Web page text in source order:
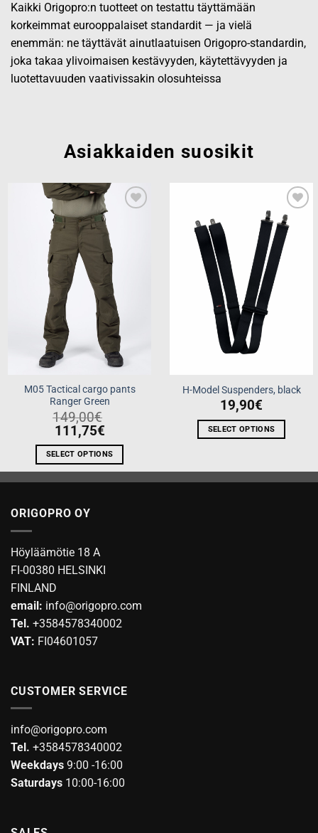
Kaikki Origopro:n tuotteet on testattu täyttämään
korkeimmat eurooppalaiset standardit — ja vielä
enemmän: ne täyttävät ainutlaatuisen Origopro-standardin,
joka takaa ylivoimaisen kestävyyden, käytettävyyden ja
luotettavuuden vaativissakin olosuhteissa
Asiakkaiden suosikit
M05 Tactical cargo pants
Ranger Green
149,00€
111,75€
SELECT OPTIONS
This
product
multiple
The
options
may
chosen
on
the
Add to
wishlist
H-Model Suspenders, black
19,90€
SELECT OPTIONS
has
ORIGOPRO OY
Höyläämötie 18 A
FI-00380 HELSINKI
FINLAND
email: info@origopro.com
Tel. +3584578340002
VAT: FI04601057
CUSTOMER SERVICE
info@origopro.com
Tel. +3584578340002
Weekdays 9:00 -16:00
Saturdays 10:00-16:00